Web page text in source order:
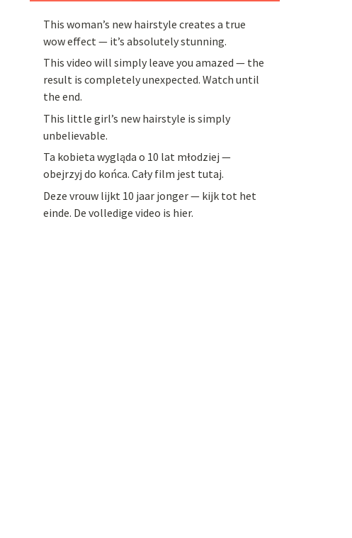
This woman’s new hairstyle creates a true
wow effect — it’s absolutely stunning.
This video will simply leave you amazed — the
result is completely unexpected. Watch until
the end.
This little girl’s new hairstyle is simply
unbelievable.
Ta kobieta wygląda o 10 lat młodziej —
obejrzyj do końca. Cały film jest tutaj.
Deze vrouw lijkt 10 jaar jonger — kijk tot het
einde. De volledige video is hier.